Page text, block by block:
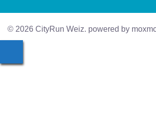
© 2026 CityRun Weiz. powered by